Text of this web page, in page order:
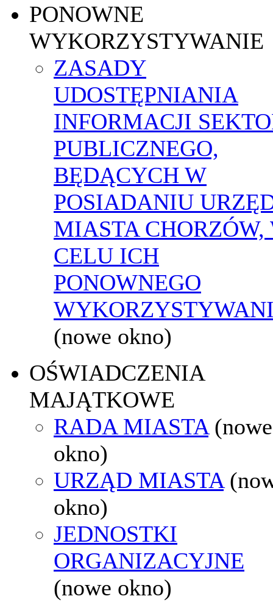
PONOWNE
WYKORZYSTYWANIE
ZASADY
UDOSTĘPNIANIA
INFORMACJI
PUBLICZNEGO,
BĘDĄCYCH W
POSIADANIU
MIASTA CHORZÓW,
CELU ICH
PONOWNEGO
(nowe okno)
OŚWIADCZENIA
MAJĄTKOWE
RADA MIASTA (nowe
okno)
URZĄD MIASTA
okno)
JEDNOSTKI
ORGANIZACYJNE
(nowe okno)